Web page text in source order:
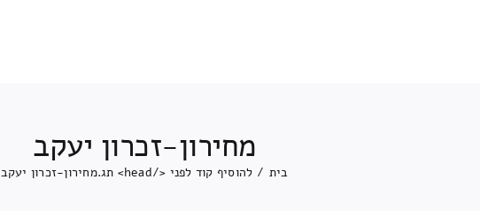
מחירון-זכרון יעקב
בית / להוסיף קוד לפני </head> תג. מחירון-זכרון יעקב